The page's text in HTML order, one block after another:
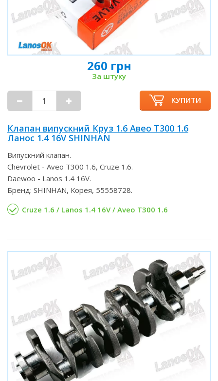
260 грн
За штуку
КУПИТИ
Клапан випускний Круз 1.6 Авео Т300 1.6
Ланос 1.4 16V SHINHAN
Випускний клапан.
Chevrolet - Aveo T300 1.6, Cruze 1.6.
Daewoo - Lanos 1.4 16V.
Бренд: SHINHAN, Корея, 55558728.
Cruze 1.6 / Lanos 1.4 16V / Aveo T300 1.6